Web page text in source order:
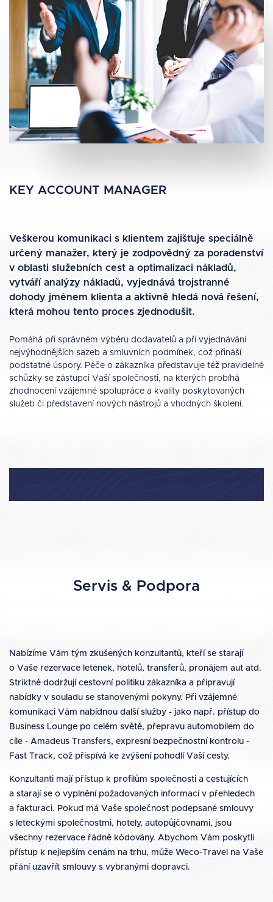
KEY ACCOUNT MANAGER
Veškerou komunikaci s klientem zajišťuje speciálně
určený manažer, který je zodpovědný za poradenství
v oblasti služebních cest a optimalizaci nákladů,
vytváří analýzy nákladů, vyjednává trojstranné
dohody jménem klienta a aktivně hledá nová řešení,
která mohou tento proces zjednodušit.
Pomáhá při správném výběru dodavatelů a při vyjednávání
nejvýhodnějších sazeb a smluvních podmínek, což přináší
podstatné úspory. Péče o zákazníka představuje též pravidelné
schůzky se zástupci Vaší společnosti, na kterých probíhá
zhodnocení vzájemné spolupráce a kvality poskytovaných
služeb či představení nových nástrojů a vhodných školení.
Servis & Podpora
Nabízíme Vám tým zkušených konzultantů, kteří se starají
o Vaše rezervace letenek, hotelů, transferů, pronájem aut atd.
Striktně dodržují cestovní politiku zákazníka a připravují
nabídky v souladu se stanovenými pokyny. Při vzájemné
komunikaci Vám nabídnou další služby - jako např. přístup do
Business Lounge po celém světě, přepravu automobilem do
cíle - Amadeus Transfers, expresní bezpečnostní kontrolu -
Fast Track, což přispívá ke zvýšení pohodlí Vaší cesty.
Konzultanti mají přístup k profilům společnosti a cestujících
a starají se o vyplnění požadovaných informací v přehledech
a fakturaci. Pokud má Vaše společnost podepsané smlouvy
s leteckými společnostmi, hotely, autopůjčovnami, jsou
všechny rezervace řádně kódovány. Abychom Vám poskytli
přístup k nejlepším cenám na trhu, může Weco-Travel na Vaše
přání uzavřít smlouvy s vybranými dopravci.